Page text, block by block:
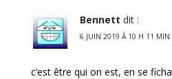
Bennett dit :
6 JUIN 2019 À 10 H 11 MIN
c’est être qui on est, en se